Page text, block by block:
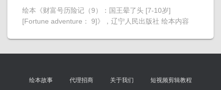
绘本《财富号历险记（9）：国王晕了头 [7-10岁]
[Fortune adventure： 9]》，辽宁人民出版社 绘本内容
绘本故事 代理招商 关于我们 短视频剪辑教程